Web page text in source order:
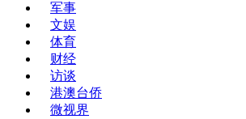
军事
文娱
体育
财经
访谈
港澳台侨
微视界